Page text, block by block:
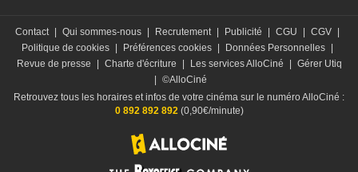
Contact Qui sommes-nous Recrutement Publicité CGU CGV
Politique de cookies
Préférences cookies Données Personnelles
Revue de presse
Charte d'écriture Les services AlloCiné
Gérer Utiq
©AlloCiné
Retrouvez tous les horaires et infos de votre cinéma sur le numéro AlloCiné :
0 892 892 892(0,90€/minute)